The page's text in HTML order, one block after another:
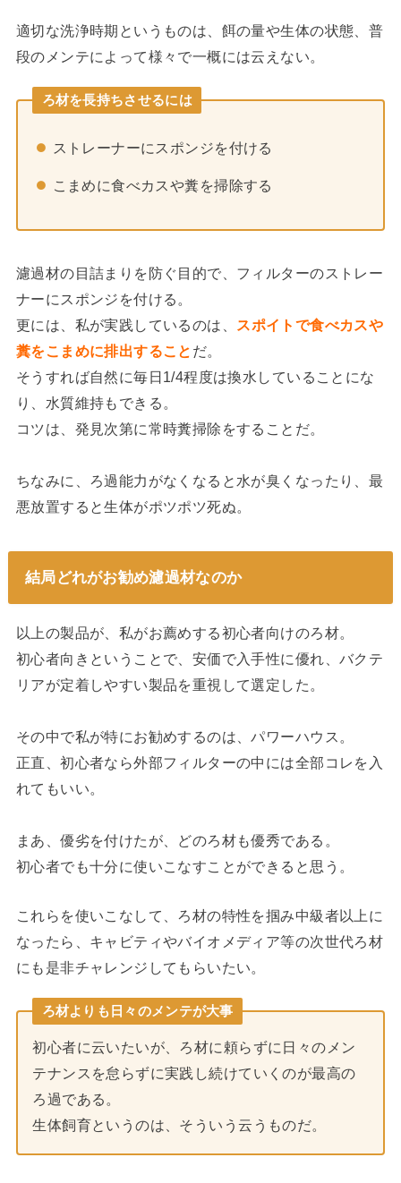
適切な洗浄時期というものは、餌の量や生体の状態、普
段のメンテによって様々で一概には云えない。
ろ材を長持ちさせるには
ストレーナーにスポンジを付ける
こまめに食べカスや糞を掃除する
濾過材の目詰まりを防ぐ目的で、フィルターのストレー
ナーにスポンジを付ける。
更には、私が実践しているのは、
スポイトで食べカスや
糞をこまめに排出すること だ。
そうすれば自然に毎日1/4程度は換水していることにな
り、水質維持もできる。
コツは、発見次第に常時糞掃除をすることだ。
ちなみに、ろ過能力がなくなると水が臭くなったり、最
悪放置すると生体がポツポツ死ぬ。
結局どれがお勧め濾過材なのか
以上の製品が、私がお薦めする初心者向けのろ材。
初心者向きということで、安価で入手性に優れ、バクテ
リアが定着しやすい製品を重視して選定した。
その中で私が特にお勧めするのは、パワーハウス。
正直、初心者なら外部フィルターの中には全部コレを入
れてもいい。
まあ、優劣を付けたが、どのろ材も優秀である。
初心者でも十分に使いこなすことができると思う。
これらを使いこなして、ろ材の特性を掴み中級者以上に
なったら、キャビティやバイオメディア等の次世代ろ材
にも是非チャレンジしてもらいたい。
ろ材よりも日々のメンテが大事
初心者に云いたいが、ろ材に頼らずに日々のメン
テナンスを怠らずに実践し続けていくのが最高の
ろ過である。
生体飼育というのは、そういう云うものだ。